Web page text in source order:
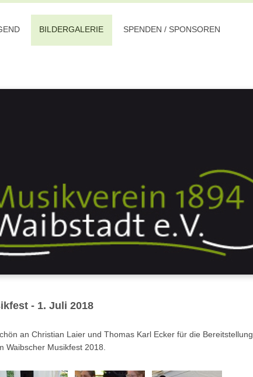
BILDERGALERIE SPENDEN / SPONSOREN
- 1. Juli 2018
an Christian Laier und Thomas Karl Ecker für die Bereitstellung
Waibscher Musikfest 2018.